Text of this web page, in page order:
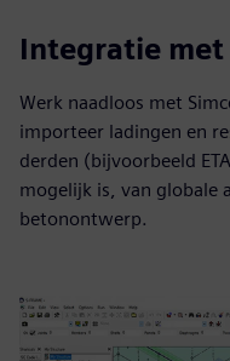
Integratie
Werk naadloos met
importeer ladingen en
derden (bijvoorbeeld
mogelijk is, van globale
betonontwerp.